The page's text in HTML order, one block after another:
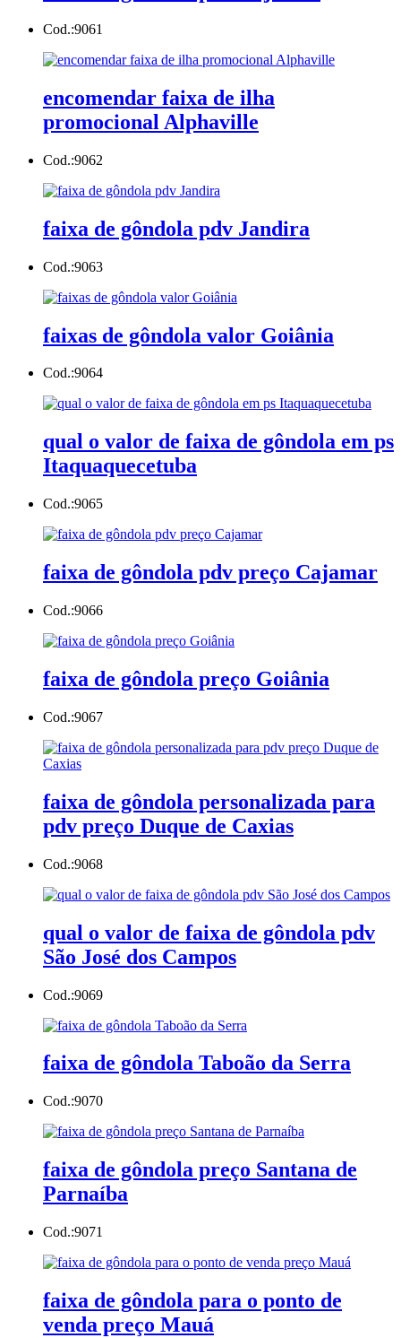
Cod.:9061
encomendar faixa de ilha
promocional Alphaville
Cod.:9062
faixa de gôndola pdv Jandira
Cod.:9063
faixas de gôndola valor Goiânia
Cod.:9064
qual o valor de faixa de gôndola em ps
Itaquaquecetuba
Cod.:9065
faixa de gôndola pdv preço Cajamar
Cod.:9066
faixa de gôndola preço Goiânia
Cod.:9067
faixa de gôndola personalizada para
pdv preço Duque de Caxias
Cod.:9068
qual o valor de faixa de gôndola pdv
São José dos Campos
Cod.:9069
faixa de gôndola Taboão da Serra
Cod.:9070
faixa de gôndola preço Santana de
Parnaíba
Cod.:9071
faixa de gôndola para o ponto de
venda preço Mauá